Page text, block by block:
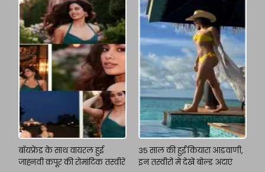
बॉयफ्रेंड के साथ वायरल हुई
जाह्नवी कपूर की रोमांटिक तस्वीरें
35 साल की हुईं कियारा आडवाणी,
इन तस्वीरों में देखें बोल्ड अदाएं